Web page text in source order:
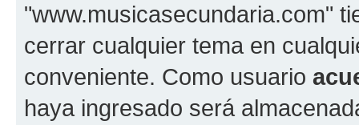
"www.musicasecundaria.com"
cerrar cualquier tema en
conveniente. Como usuario
haya ingresado será